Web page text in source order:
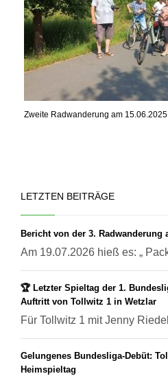
Zweite Radwanderung am 15.06.2025
LETZTEN BEITRÄGE
Bericht von der 3. Radwanderung
Am 19.07.2026 hieß es: „
🏆 Letzter Spieltag der 1.
Auftritt von Tollwitz 1 in Wetzlar
Für Tollwitz 1 mit Jenny
Gelungenes Bundesliga-Debüt:
Heimspieltag